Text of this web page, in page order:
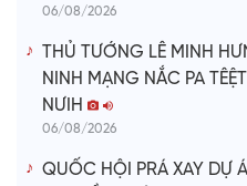
06/08/2026
THỦ TƯỚNG LÊ MINH
NINH MẠNG NẮC PA
NƯIH
06/08/2026
QUỐC HỘI PRÁ XAY DỰ